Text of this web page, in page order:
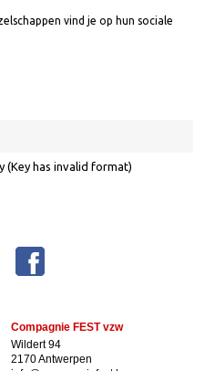
vind je op hun sociale
(Key has invalid format)
Compagnie FEST vzw
Wildert 94
2170 Antwerpen